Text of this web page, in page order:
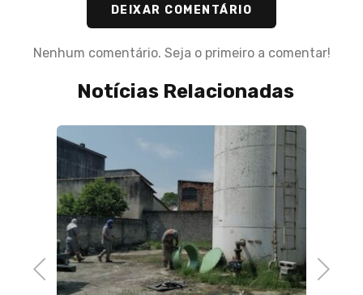
DEIXAR COMENTÁRIO
Nenhum comentário. Seja o primeiro a comentar!
Notícias Relacionadas
Previous Next